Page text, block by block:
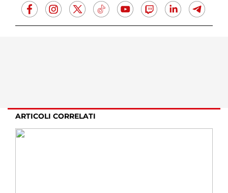
ARTICOLI CORRELATI